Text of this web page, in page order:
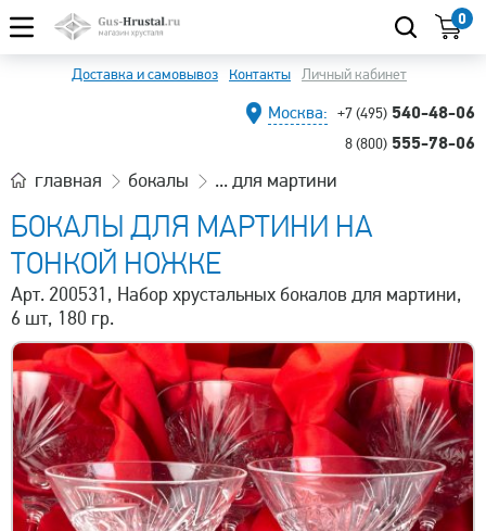
0
Доставка и самовывоз Контакты Личный кабинет
Москва: +7 (495) 540-48-06
8 (800) 555-78-06
главная бокалы ... для мартини
БОКАЛЫ ДЛЯ МАРТИНИ НА
ТОНКОЙ НОЖКЕ
Арт. 200531, Набор хрустальных бокалов для мартини,
6 шт, 180 гр.